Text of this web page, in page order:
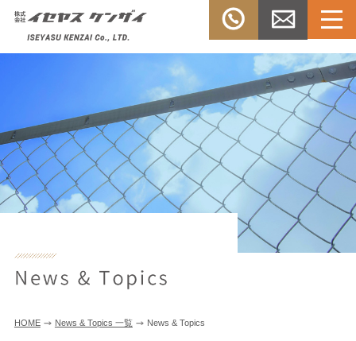
株式会社イセヤスケンザ
0532-33-
3303
わせ
HOME News & Topics 一覧 News & Topics